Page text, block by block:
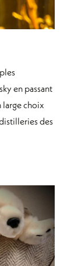
en passant
large choix
des